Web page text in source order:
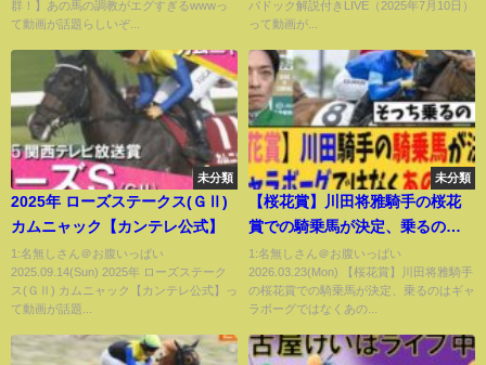
群！】あの馬の調教がエグすぎるwwwっ
て動画が話題らしいぞ...
パドック解説付きLIVE（2025年7月10日）
って動画が...
未分類
2025年 ローズステークス(ＧⅡ)
カムニャック【カンテレ公式】
1:名無しさん＠お腹いっぱい
2025.09.14(Sun) 2025年 ローズステーク
ス(ＧⅡ) カムニャック【カンテレ公式】っ
て動画が話題...
未分類
【桜花賞】川田将雅騎手の桜花
賞での騎乗馬が決定、乗るのは
ギャラボーグではなくあの馬
に…【競馬反応集】
1:名無しさん＠お腹いっぱい
2026.03.23(Mon) 【桜花賞】川田将雅騎手
の桜花賞での騎乗馬が決定、乗るのはギャ
ラボーグではなくあの...